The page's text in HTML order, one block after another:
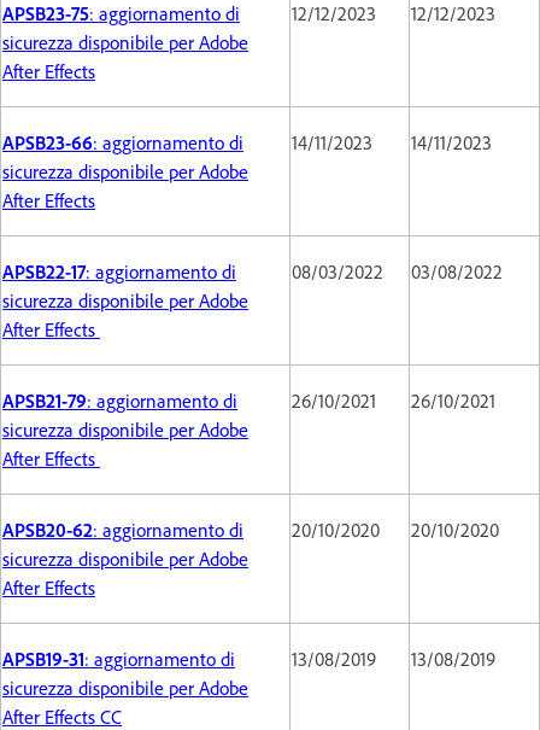
APSB23-75: aggiornamento di
sicurezza disponibile per Adobe
After Effects
12/12/2023 12/12/2023
APSB23-66: aggiornamento di
sicurezza disponibile per Adobe
After Effects
14/11/2023 14/11/2023
APSB22-17: aggiornamento di
sicurezza disponibile per Adobe
After Effects
08/03/2022 03/08/2022
APSB21-79: aggiornamento di
sicurezza disponibile per Adobe
After Effects
26/10/2021 26/10/2021
APSB20-62: aggiornamento di
sicurezza disponibile per Adobe
After Effects
20/10/2020 20/10/2020
APSB19-31: aggiornamento di
sicurezza disponibile per Adobe
After Effects CC
13/08/2019 13/08/2019